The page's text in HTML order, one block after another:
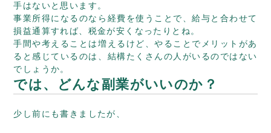
手はないと思います。
事業所得になるのなら経費を使うことで、給与と合わせて
損益通算すれば、税金が安くなったりとね。
手間や考えることは増えるけど、やることでメリットがあ
ると感じているのは、結構たくさんの人がいるのではない
でしょうか。
では、どんな副業がいいのか？
少し前にも書きましたが、